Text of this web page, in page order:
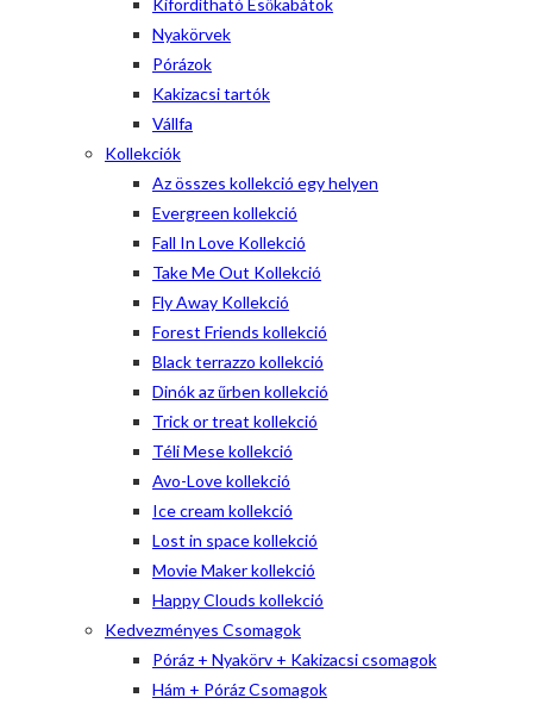
Kifordítható Esőkabátok
Nyakörvek
Pórázok
Kakizacsi tartók
Vállfa
Kollekciók
Az összes kollekció egy helyen
Evergreen kollekció
Fall In Love Kollekció
Take Me Out Kollekció
Fly Away Kollekció
Forest Friends kollekció
Black terrazzo kollekció
Dinók az űrben kollekció
Trick or treat kollekció
Téli Mese kollekció
Avo-Love kollekció
Ice cream kollekció
Lost in space kollekció
Movie Maker kollekció
Happy Clouds kollekció
Kedvezményes Csomagok
Póráz + Nyakörv + Kakizacsi csomagok
Hám + Póráz Csomagok